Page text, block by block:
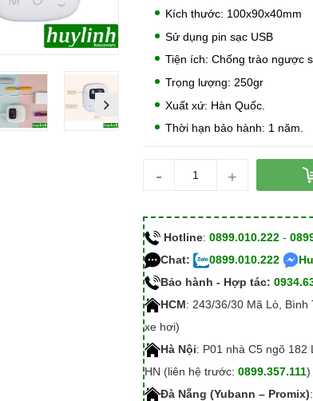
Kích thước: 100x90x40mm
Sử dụng pin sạc USB
Tiện ích: Chống trào ngược
Trọng lượng: 250gr
Xuất xứ: Hàn Quốc.
Thời hạn bảo hành: 1 năm.
- +
Hotline: 0899.010.222-
Chat:
0899.010.222
Bảo hành - Hợp tác:
HCM: 243/36/30 Mã Lò,
xe hơi)
Hà Nội: P01 nhà C5 ngõ 182
HN (liên hệ trước: 0899.357.111)
Đà Nẵng (Yubann – Promix)